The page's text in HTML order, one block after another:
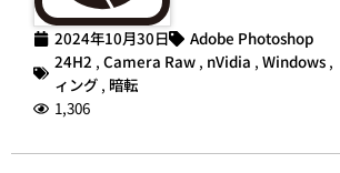
2024年10月30日
Adobe Photoshop
24H2 , Camera Raw , nVidia , Windows ,
ィング , 暗転
1,306